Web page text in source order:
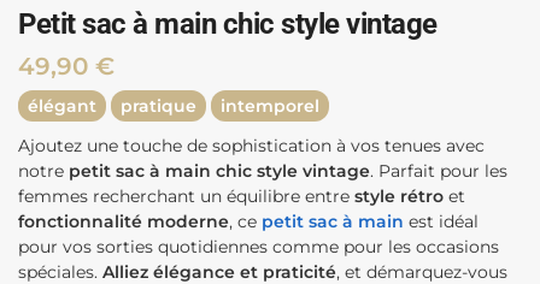
Petit sac à main chic style vintage
49,90 €
élégant pratique
intemporel
Ajoutez une touche de sophistication à vos tenues avec
notre petit sac à main chic style vintage. Parfait pour les
femmes recherchant un équilibre entre style rétro et
fonctionnalité moderne, ce petit sac à main est idéal
pour vos sorties quotidiennes comme pour les occasions
spéciales. Alliez élégance et praticité, et démarquez-vous